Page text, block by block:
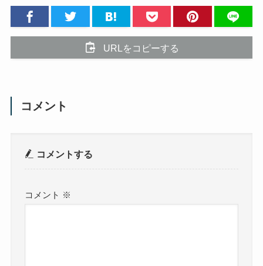
URLをコピーする
コメント
コメントする
コメント ※